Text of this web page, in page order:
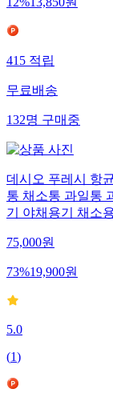
12%13,850원
415적립
무료배송
132명구매중
데시오 푸레시 항
통 채소통 과일통
기 야채용기 채소
75,000원
73%19,900원
5.0
(1)